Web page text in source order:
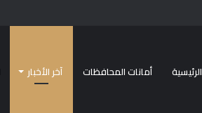
الرئيسية أمانات المحافظات آخر الأخبار